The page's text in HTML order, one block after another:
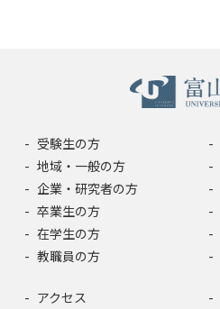
受験生の方
地域・一般の方
企業・研究者の方
卒業生の方
在学生の方
教職員の方
アクセス